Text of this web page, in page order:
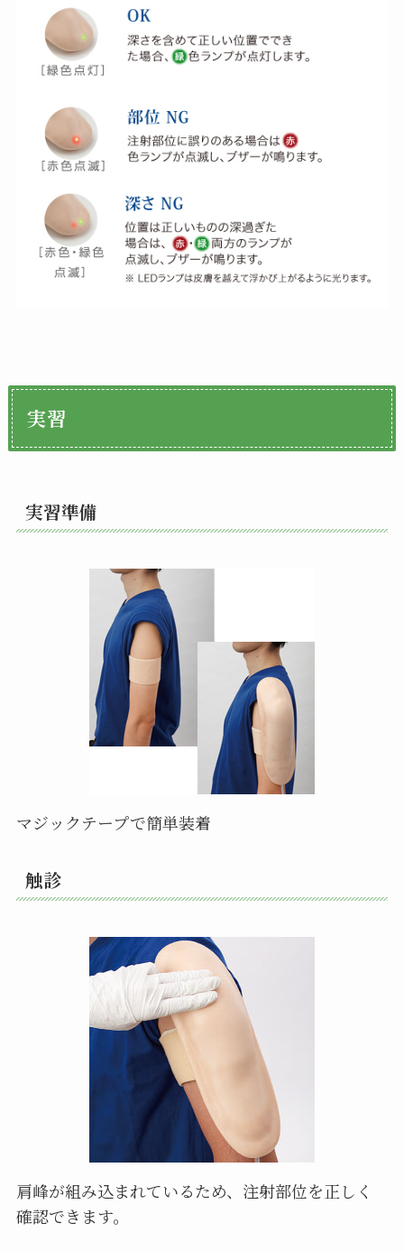
実習
実習準備
マジックテープで簡単装着
触診
肩峰が組み込まれているため、注射部位を正しく
確認できます。